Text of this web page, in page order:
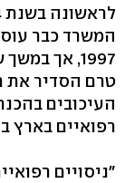
המשרד כבר
1997, אך
טרם הסדיר את
העיכובים
רפואיים בארץ
"ניסויים